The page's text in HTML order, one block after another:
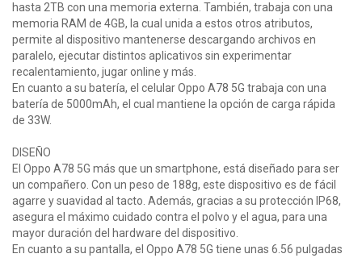
hasta 2TB con una memoria externa. También, trabaja con una
memoria RAM de 4GB, la cual unida a estos otros atributos,
permite al dispositivo mantenerse descargando archivos en
paralelo, ejecutar distintos aplicativos sin experimentar
recalentamiento, jugar online y más.
En cuanto a su batería, el celular Oppo A78 5G trabaja con una
batería de 5000mAh, el cual mantiene la opción de carga rápida
de 33W.
DISEÑO
El Oppo A78 5G más que un smartphone, está diseñado para ser
un compañero. Con un peso de 188g, este dispositivo es de fácil
agarre y suavidad al tacto. Además, gracias a su protección IP68,
asegura el máximo cuidado contra el polvo y el agua, para una
mayor duración del hardware del dispositivo.
En cuanto a su pantalla, el Oppo A78 5G tiene unas 6.56 pulgadas